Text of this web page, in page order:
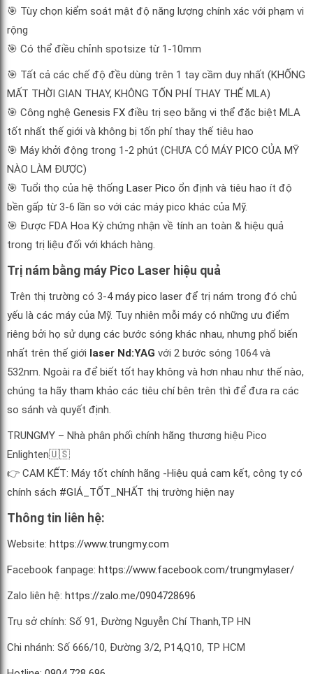
🎯 Tùy chọn kiểm soát mật độ năng lượng chính xác với phạm vi
rộng
🎯 Có thể điều chỉnh spotsize từ 1-10mm
🎯 Tất cả các chế độ đều dùng trên 1 tay cầm duy nhất (KHỐNG
MẤT THỜI GIAN THAY, KHÔNG TỐN PHÍ THAY THẾ MLA)
🎯 Công nghệ Genesis FX điều trị sẹo bằng vi thể đặc biệt MLA
tốt nhất thế giới và không bị tốn phí thay thế tiêu hao
🎯 Máy khởi động trong 1-2 phút (CHƯA CÓ MÁY PICO CỦA MỸ
NÀO LÀM ĐƯỢC)
🎯 Tuổi thọ của hệ thống Laser Pico ổn định và tiêu hao ít độ
bền gấp từ 3-6 lần so với các máy pico khác của Mỹ.
🎯 Được FDA Hoa Kỳ chứng nhận về tính an toàn & hiệu quả
trong trị liệu đối với khách hàng.
Trị nám bằng máy Pico Laser hiệu quả
Trên thị trường có 3-4máy pico laser để trị nám trong đó chủ
yếu là các máy của Mỹ. Tuy nhiên mỗi máy có những ưu điểm
riêng bởi họ sử dụng các bước sóng khác nhau, nhưng phổ biến
nhất trên thế giới laser Nd:YAG với 2 bước sóng 1064 và
532nm. Ngoài ra để biết tốt hay không và hơn nhau như thế nào,
chúng ta hãy tham khảo các tiêu chí bên trên thì để đưa ra các
so sánh và quyết định.
TRUNGMY – Nhà phân phối chính hãng thương hiệu Pico
Enlighten🇺🇸
👉 CAM KẾT: Máy tốt chính hãng -Hiệu quả cam kết, công ty có
chính sách #GIÁ_TỐT_NHẤT thị trường hiện nay
Thông tin liên hệ:
Website: https://www.trungmy.com
Facebook fanpage: https://www.facebook.com/trungmylaser/
Zalo liên hệ: https://zalo.me/0904728696
Trụ sở chính: Số 91, Đường Nguyễn Chí Thanh,TP HN
Chi nhánh: Số 666/10, Đường 3/2, P14,Q10, TP HCM